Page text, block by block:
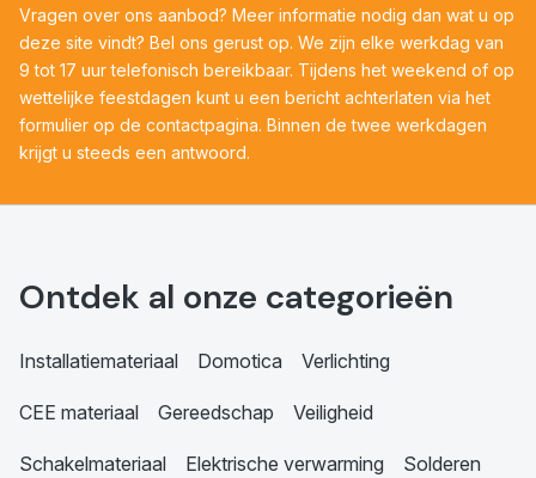
Vragen over ons aanbod? Meer informatie nodig dan wat u op
deze site vindt? Bel ons gerust op. We zijn elke werkdag van
9 tot 17 uur telefonisch bereikbaar. Tijdens het weekend of op
wettelijke feestdagen kunt u een bericht achterlaten via het
formulier op de contactpagina. Binnen de twee werkdagen
krijgt u steeds een antwoord.
Ontdek al onze categorieën
Installatiemateriaal Domotica Verlichting
CEE materiaal Gereedschap Veiligheid
Schakelmateriaal Elektrische verwarming Solderen